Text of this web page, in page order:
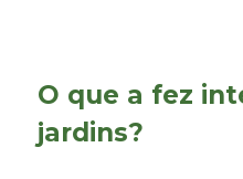
O que a fez
jardins?